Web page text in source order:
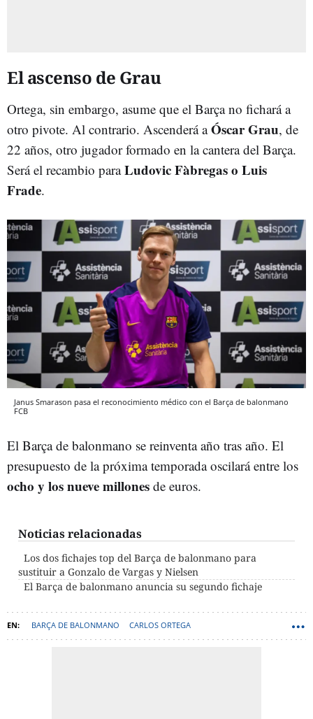
El ascenso de Grau
Ortega, sin embargo, asume que el Barça no fichará a
otro pivote. Al contrario. Ascenderá aÓscar Grau, de
22 años, otro jugador formado en la cantera del Barça.
Será el recambio paraLudovic Fàbregas o Luis
Frade.
Janus Smarason pasa el reconocimiento médico con el Barça de balonmano
FCB
El Barça de balonmano se reinventa año tras año. El
presupuesto de la próxima temporada oscilará entre los
ocho y los nueve millones de euros.
Noticias relacionadas
Los dos fichajes top del Barça de balonmano para
sustituir a Gonzalo de Vargas y Nielsen
El Barça de balonmano anuncia su segundo fichaje
BARÇA DE BALONMANO CARLOS ORTEGA